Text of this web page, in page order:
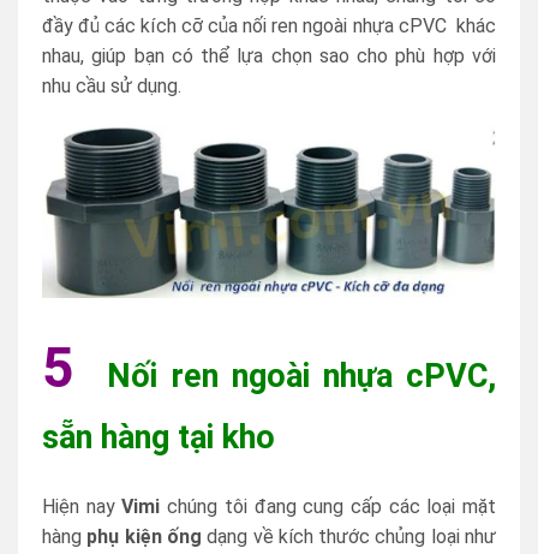
đầy đủ các kích cỡ của nối ren ngoài nhựa cPVC khác
nhau, giúp bạn có thể lựa chọn sao cho phù hợp với
nhu cầu sử dụng.
5
Nối ren ngoài nhựa cPVC,
sẵn hàng tại kho
Hiện nayVimi chúng tôi đang cung cấp các loại mặt
hàng phụ kiện ống dạng về kích thước chủng loại như